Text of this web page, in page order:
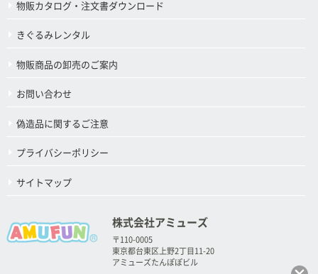
物販カタログ・注文書ダウンロード
きぐるみレンタル
物販商品の卸売のご案内
お問い合わせ
偽造品に関するご注意
プライバシーポリシー
サイトマップ
株式会社アミューズ
〒110-0005
東京都台東区上野2丁目11-20
アミューズたんぽぽビル